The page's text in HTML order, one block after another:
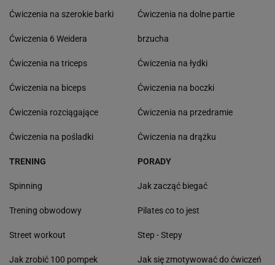
Ćwiczenia na szerokie barki
Ćwiczenia 6 Weidera
Ćwiczenia na triceps
Ćwiczenia na biceps
Ćwiczenia rozciągające
Ćwiczenia na pośladki
Ćwiczenia na dolne partie
brzucha
Ćwiczenia na łydki
Ćwiczenia na boczki
Ćwiczenia na przedramie
Ćwiczenia na drążku
TRENING
Spinning
Trening obwodowy
Street workout
Jak zrobić 100 pompek
PORADY
Jak zacząć biegać
Pilates co to jest
Step - Stepy
Jak się zmotywować do ćwiczeń